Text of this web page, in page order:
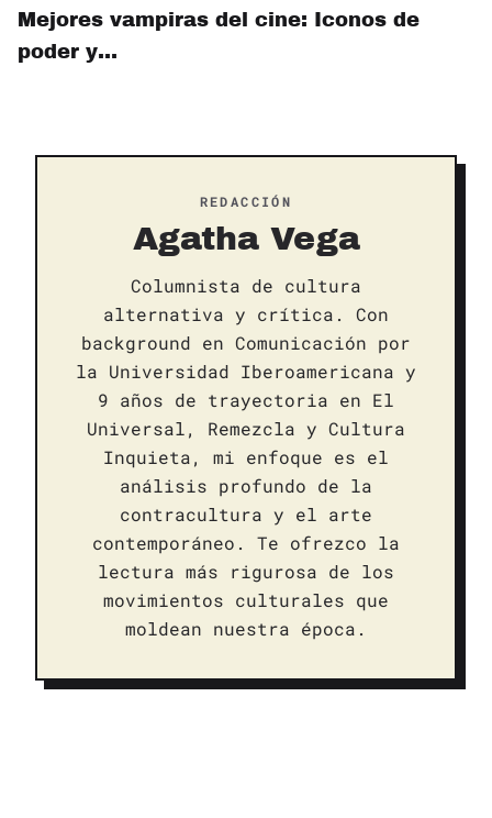
Mejores vampiras del cine: Iconos de
poder y…
REDACCIÓN
Agatha Vega
Columnista de cultura
alternativa y crítica. Con
background en Comunicación por
la Universidad Iberoamericana y
9 años de trayectoria en El
Universal, Remezcla y Cultura
Inquieta, mi enfoque es el
análisis profundo de la
contracultura y el arte
contemporáneo. Te ofrezco la
lectura más rigurosa de los
movimientos culturales que
moldean nuestra época.